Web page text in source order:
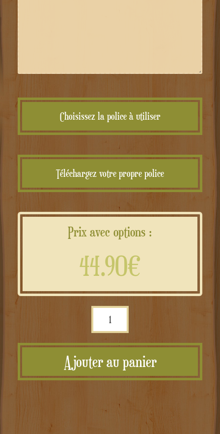
Choisissez la police à utiliser
Téléchargez votre propre police
Prix avec options :
44.90€
de
Portaincenso
in
rame
Ajouter au panier